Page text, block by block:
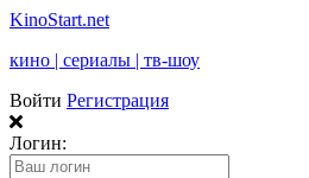
KinoStart.net
кино | сериалы | тв-шоу
Войти Регистрация
Логин: